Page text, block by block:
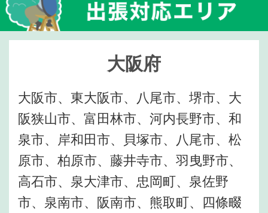
大阪府
大阪市、東大阪市、八尾市、堺市、大
阪狭山市、富田林市、河内長野市、和
泉市、岸和田市、貝塚市、八尾市、松
原市、柏原市、藤井寺市、羽曳野市、
高石市、泉大津市、忠岡町、泉佐野
市、泉南市、阪南市、熊取町、四條畷